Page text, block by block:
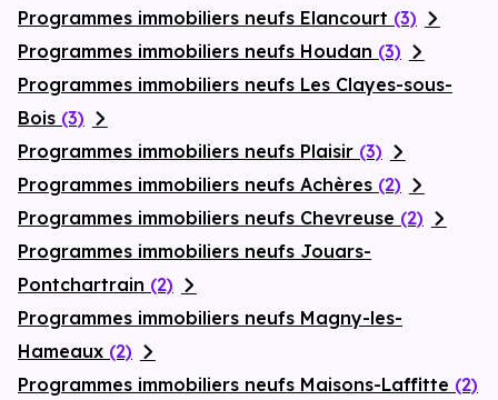
Programmes immobiliers neufs Elancourt (3)
Programmes immobiliers neufs Houdan (3)
Programmes immobiliers neufs Les Clayes-sous-
Bois (3)
Programmes immobiliers neufs Plaisir (3)
Programmes immobiliers neufs Achères (2)
Programmes immobiliers neufs Chevreuse (2)
Programmes immobiliers neufs Jouars-
Pontchartrain (2)
Programmes immobiliers neufs Magny-les-
Hameaux (2)
Programmes immobiliers neufs Maisons-Laffitte (2)